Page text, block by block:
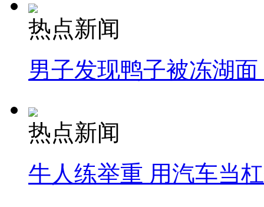
热点新闻
男子发现鸭子被冻湖
热点新闻
牛人练举重 用汽车当